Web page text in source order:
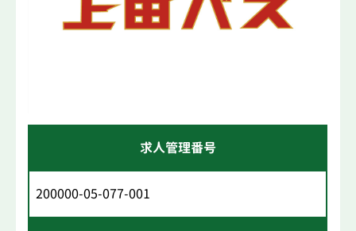
求人管理番号
200000-05-077-001